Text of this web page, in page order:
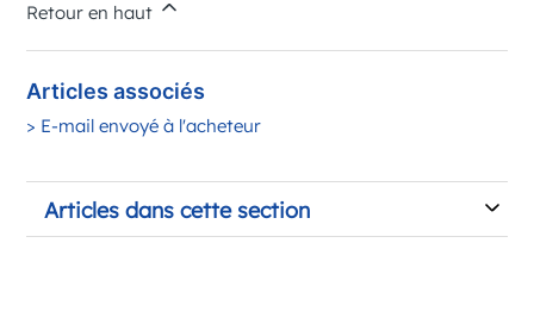
Retour en haut
Articles associés
> E-mail envoyé à l'acheteur
Articles dans cette section